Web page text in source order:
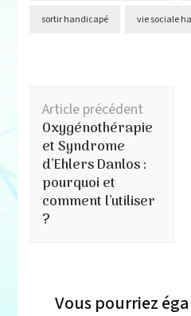
sortir handicapé vie sociale
Navigation
d'article
Article précédent
Oxygénothérapie
et Syndrome
d’Ehlers Danlos :
pourquoi et
comment l’utiliser
?
Vous pourriez